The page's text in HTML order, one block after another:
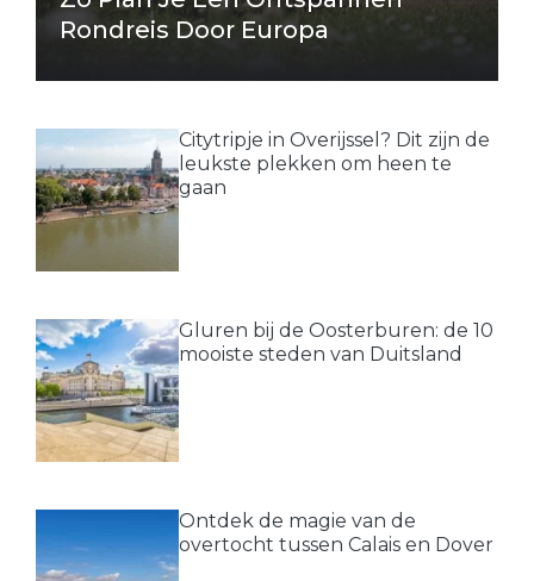
Rondreis Door Europa
Citytripje in Overijssel? Dit zijn de
leukste plekken om heen te
gaan
Gluren bij de Oosterburen: de 10
mooiste steden van Duitsland
Ontdek de magie van de
overtocht tussen Calais en Dover